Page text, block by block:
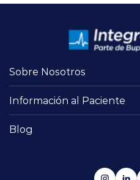
Mi
Sobre Nosotros
Información al Paciente
Blog